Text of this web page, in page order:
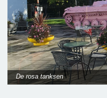
De rosa tanksen